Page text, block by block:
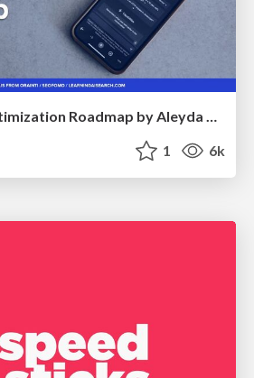
The AI Search Optimization Roadmap by Aleyda Solis
1 6k